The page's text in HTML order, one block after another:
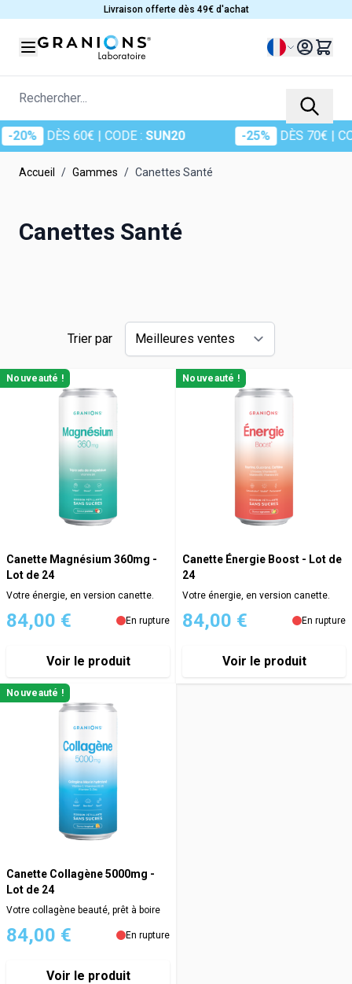
Livraison offerte dès 49€ d'achat
Langue
Rechercher...
DÈS 60€| CODE :SUN20 -25% DÈS 70€|
Accueil / Gammes / Canettes Santé
Canettes Santé
Trier par
Nouveauté !
Canette Magnésium 360mg -
Lot de 24
Votre énergie, en version canette.
84,00 € En rupture
Voir le produit
Nouveauté !
Canette Énergie Boost - Lot de
24
Votre énergie, en version canette.
84,00 € En rupture
Voir le produit
Nouveauté !
Canette Collagène 5000mg -
Lot de 24
Votre collagène beauté, prêt à boire
84,00 € En rupture
Voir le produit